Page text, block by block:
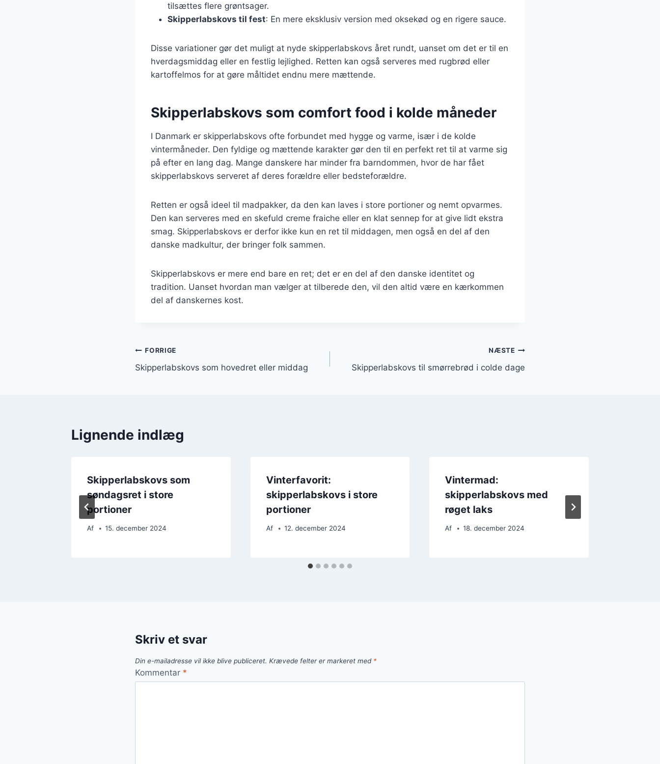
tilsættes flere grøntsager.
Skipperlabskovs til fest: En mere eksklusiv version med oksekød og en rigere sauce.
Disse variationer gør det muligt at nyde skipperlabskovs året rundt, uanset om det er til en
hverdagsmiddag eller en festlig lejlighed. Retten kan også serveres med rugbrød eller
kartoffelmos for at gøre måltidet endnu mere mættende.
Skipperlabskovs som comfort food i kolde måneder
I Danmark er skipperlabskovs ofte forbundet med hygge og varme, især i de kolde
vintermåneder. Den fyldige og mættende karakter gør den til en perfekt ret til at varme sig
på efter en lang dag. Mange danskere har minder fra barndommen, hvor de har fået
skipperlabskovs serveret af deres forældre eller bedsteforældre.
Retten er også ideel til madpakker, da den kan laves i store portioner og nemt opvarmes.
Den kan serveres med en skefuld creme fraiche eller en klat sennep for at give lidt ekstra
smag. Skipperlabskovs er derfor ikke kun en ret til middagen, men også en del af den
danske madkultur, der bringer folk sammen.
Skipperlabskovs er mere end bare en ret; det er en del af den danske identitet og
tradition. Uanset hvordan man vælger at tilberede den, vil den altid være en kærkommen
del af danskernes kost.
Indlægsnavigation
FORRIGE
Skipperlabskovs som hovedret eller middag
NÆSTE
Skipperlabskovs til smørrebrød i colde dage
Lignende indlæg
Skipperlabskovs som
søndagsret i store
portioner
Af 15. december 2024
Vinterfavorit:
skipperlabskovs i store
portioner
Af 12. december 2024
Vintermad:
skipperlabskovs med
røget laks
Af 18. december 2024
Skriv et svar
Din e-mailadresse vil ikke blive publiceret. Krævede felter er markeret med *
Kommentar *